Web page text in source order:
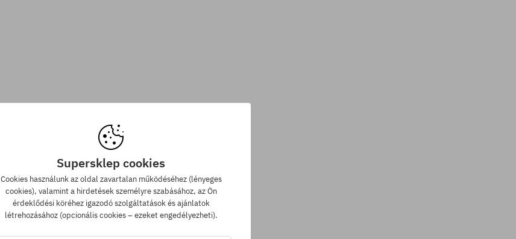
Supersklep cookies
Cookies használunk az oldal zavartalan működéséhez (lényeges
cookies), valamint a hirdetések személyre szabásához, az Ön
érdeklődési köréhez igazodó szolgáltatások és ajánlatok
létrehozásához (opcionális cookies – ezeket engedélyezheti).